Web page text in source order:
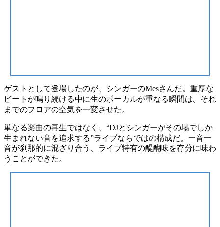
ゲストとして登場したのが、シンガーのMesさんだ。重厚な
ビートが鳴り続ける中に生のボーカルが重なる瞬間は、それ
までのフロアの空気を一変させた。
単なる楽曲の再生ではなく、 “DJとシンガーがその場でしか
生まれない音を追求する”ライブならではの構成だ。一音一
音が刹那的に混ざり合う、ライブ特有の醍醐味を存分に味わ
うことができた。